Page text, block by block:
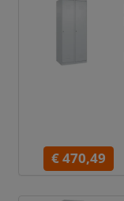
€ 470,49